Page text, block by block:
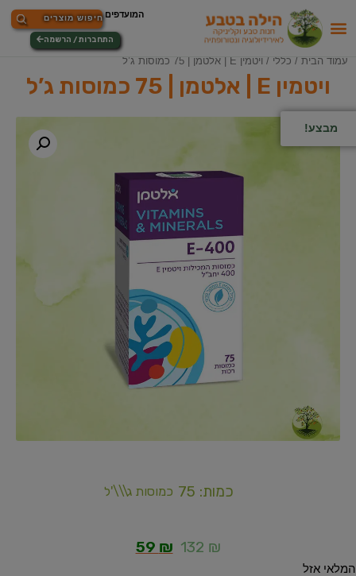
התחברות / הרשמה
עמוד הבית / כללי / ויטמין E | אלטמן | 75 כמוסות ג’ל
ויטמין E | אלטמן | 75 כמוסות ג’ל
מבצע!
כמות: 75 כמוסות ג\\\'ל
132 ₪
59 ₪
המלאי אזל